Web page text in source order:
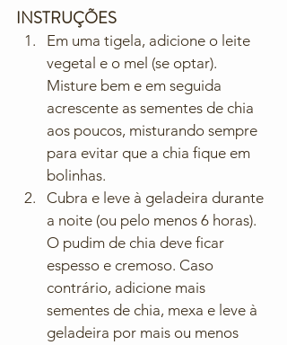
INSTRUÇÕES
Em uma tigela, adicione o leite
vegetal e o mel (se optar).
Misture bem e em seguida
acrescente as sementes de chia
aos poucos, misturando sempre
para evitar que a chia fique em
bolinhas.
Cubra e leve à geladeira durante
a noite (ou pelo menos 6 horas).
O pudim de chia deve ficar
espesso e cremoso. Caso
contrário, adicione mais
sementes de chia, mexa e leve à
geladeira por mais ou menos